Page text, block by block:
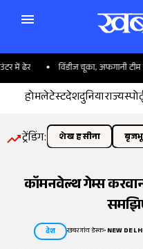
विंडीज चूका, अफगानी टीम को
होमलेटेस्टदेशदुनियाराज्य
ट्रेंडिंग: शेख हसीना
कॉमनवेल्थ गेम्स
देश खबरगांव डेस्क•NEW